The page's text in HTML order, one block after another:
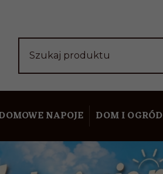
Szukaj produktu
NAPOJE DOM I OGRÓD